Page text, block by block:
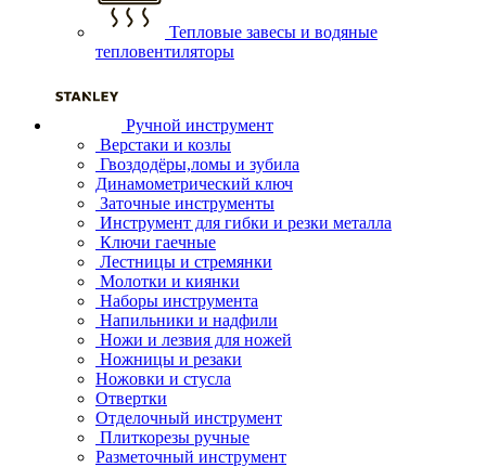
Тепловые завесы и водяные
тепловентиляторы
Ручной инструмент
Верстаки и козлы
Гвоздодёры,ломы и зубила
Динамометрический ключ
Заточные инструменты
Инструмент для гибки и резки металла
Ключи гаечные
Лестницы и стремянки
Молотки и киянки
Наборы инструмента
Напильники и надфили
Ножи и лезвия для ножей
Ножницы и резаки
Ножовки и стусла
Отвертки
Отделочный инструмент
Плиткорезы ручные
Разметочный инструмент